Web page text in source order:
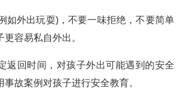
如外出玩耍)，不要一味拒绝，不要简单
容易私自外出。
返回时间，对孩子外出可能遇到的安全
事故案例对孩子进行安全教育。